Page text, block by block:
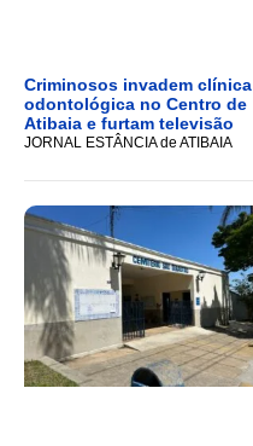
Criminosos invadem clínica
odontológica no Centro de
Atibaia e furtam televisão
JORNAL ESTÂNCIA de ATIBAIA